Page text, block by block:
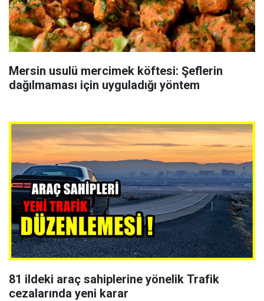
Mersin usulü mercimek köftesi: Şeflerin
dağılmaması için uyguladığı yöntem
81 ildeki araç sahiplerine yönelik Trafik
cezalarında yeni karar